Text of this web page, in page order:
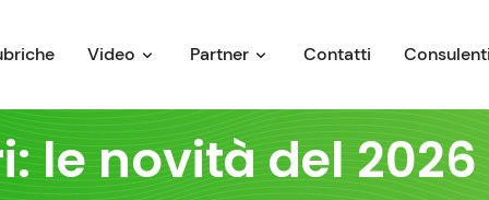
Video Partner Contatti
le novità del 2026